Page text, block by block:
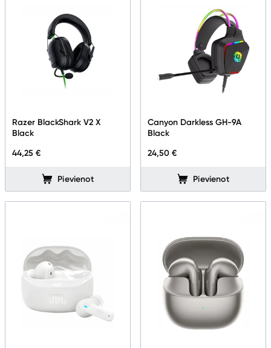
Austiņas
Bezvadu skaļruņi
Datoru skaļruņi
Stacionārie datori un piederumi
Spēļu konsoles un piederumi
Datu nesēji
Projektori un ekrāni
Drukas iekārtas
Biroja piederumi
Telefoni, planšetdatori
Razer BlackShark V2 X
Black
44,25 €
Pievienot
Canyon Darkless GH-9A
Black
24,50 €
Pievienot